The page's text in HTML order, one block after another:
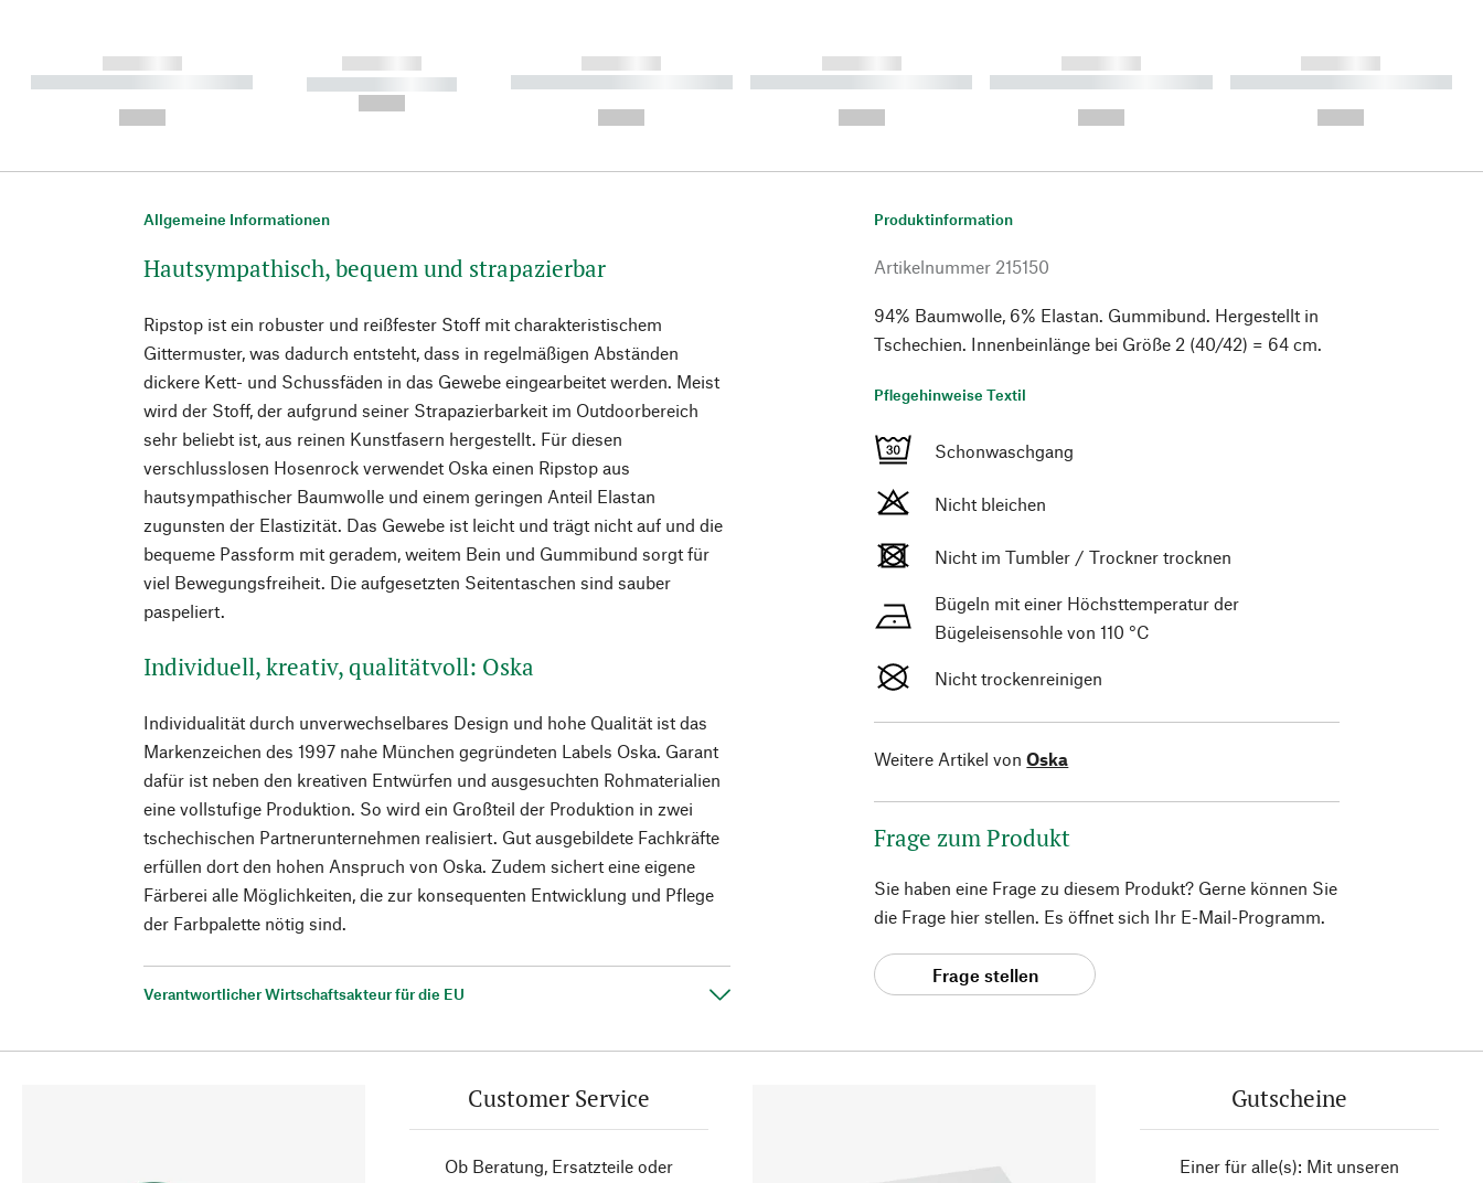
------------
----------- ----------- ----------
------------
----------- -----------
------------
----------- ----------- ----------
------------
----------- ----------- ----------
------------
----------- ----------- ----------
------------
----------- ----------- ----------
Allgemeine Informationen
Hautsympathisch, bequem und strapazierbar
Ripstop ist ein robuster und reißfester Stoff mit charakteristischem
Gittermuster, was dadurch entsteht, dass in regelmäßigen Abständen
dickere Kett- und Schussfäden in das Gewebe eingearbeitet werden. Meist
wird der Stoff, der aufgrund seiner Strapazierbarkeit im Outdoorbereich
sehr beliebt ist, aus reinen Kunstfasern hergestellt. Für diesen
verschlusslosen Hosenrock verwendet Oska einen Ripstop aus
hautsympathischer Baumwolle und einem geringen Anteil Elastan
zugunsten der Elastizität. Das Gewebe ist leicht und trägt nicht auf und die
bequeme Passform mit geradem, weitem Bein und Gummibund sorgt für
viel Bewegungsfreiheit. Die aufgesetzten Seitentaschen sind sauber
paspeliert.
Individuell, kreativ, qualitätvoll: Oska
Individualität durch unverwechselbares Design und hohe Qualität ist das
Markenzeichen des 1997 nahe München gegründeten Labels Oska. Garant
dafür ist neben den kreativen Entwürfen und ausgesuchten Rohmaterialien
eine vollstufige Produktion. So wird ein Großteil der Produktion in zwei
tschechischen Partnerunternehmen realisiert. Gut ausgebildete Fachkräfte
erfüllen dort den hohen Anspruch von Oska. Zudem sichert eine eigene
Färberei alle Möglichkeiten, die zur konsequenten Entwicklung und Pflege
der Farbpalette nötig sind.
Verantwortlicher Wirtschaftsakteur für die EU
Produktinformation
Artikelnummer 215150
94% Baumwolle, 6% Elastan. Gummibund. Hergestellt in
Tschechien. Innenbeinlänge bei Größe 2 (40/42) = 64 cm.
Pflegehinweise Textil
Schonwaschgang
Nicht bleichen
Nicht im Tumbler / Trockner trocknen
Bügeln mit einer Höchsttemperatur der
Bügeleisensohle von 110 °C
Nicht trockenreinigen
Weitere Artikel von Oska
Frage zum Produkt
Sie haben eine Frage zu diesem Produkt? Gerne können Sie
die Frage hier stellen. Es öffnet sich Ihr E-Mail-Programm.
Frage stellen
Customer Service
Ob Beratung, Ersatzteile oder
Gutscheine
Einer für alle(s): Mit unseren